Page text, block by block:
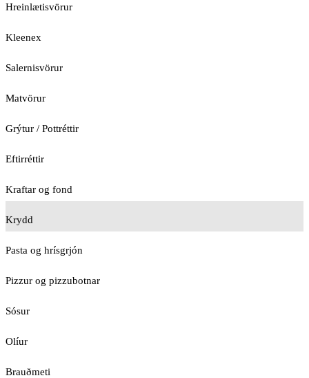
Hreinlætisvörur
Kleenex
Salernisvörur
Matvörur
Grýtur / Pottréttir
Eftirréttir
Kraftar og fond
Krydd
Pasta og hrísgrjón
Pizzur og pizzubotnar
Sósur
Olíur
Brauðmeti